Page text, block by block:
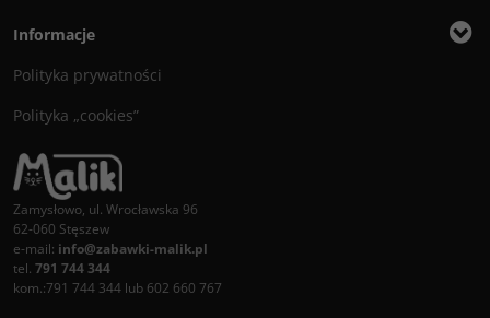
Informacje
Polityka prywatności
Polityka „cookies”
Zamysłowo, ul. Wrocławska 96
62-060 Stęszew
e-mail: info@zabawki-malik.pl
tel. 791 744 344
kom.:791 744 344 lub 602 660 767